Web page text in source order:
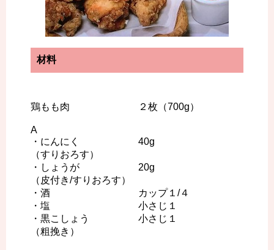
材料
鶏もも肉 ２枚（700g）
A
・にんにく 40g
（すりおろす）
・しょうが 20g
（皮付き/すりおろす）
・酒 カップ１/４
・塩 小さじ１
・黒こしょう 小さじ１
（粗挽き）